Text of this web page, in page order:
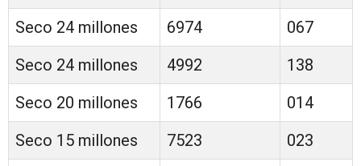
Seco 24 millones
6974
067
Seco 24 millones
4992
138
Seco 20 millones
1766
014
Seco 15 millones
7523
023